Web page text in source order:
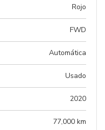
Rojo
FWD
Automática
Usado
2020
77,000 km